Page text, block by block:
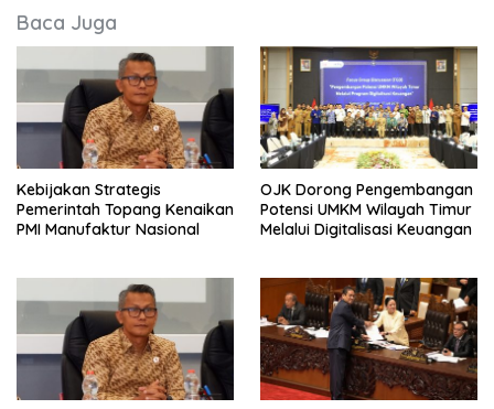
Baca Juga
Kebijakan Strategis
Pemerintah Topang Kenaikan
PMI Manufaktur Nasional
OJK Dorong Pengembangan
Potensi UMKM Wilayah Timur
Melalui Digitalisasi Keuangan